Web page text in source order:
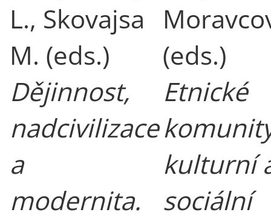
L., Skovajsa
M. (eds.)
Dějinnost,
nadcivilizace
a
modernita.
(eds.)
Etnické
kulturní
sociální